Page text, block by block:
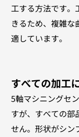
工する方法です。
きるため、複雑
適しています。
すべての加工
5軸マシニングセ
すが、すべての部
せん。形状がシン